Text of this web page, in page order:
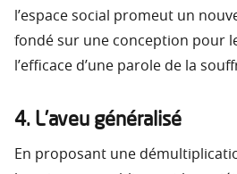
l’espace social promeut un
fondé sur une conception pour
l’efficace d’une parole de la
4. L’aveu généralisé
En proposant une